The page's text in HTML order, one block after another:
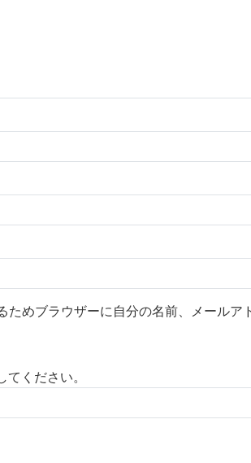
ためブラウザーに自分の名前、メールア
てください。